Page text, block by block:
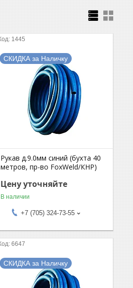
1445
СКИДКА за Наличку
Рукав д.9.0мм синий (бухта 40
метров, пр-во FoxWeld/КНР)
Цену уточняйте
В наличии
+7 (705) 324-73-55
6647
СКИДКА за Наличку